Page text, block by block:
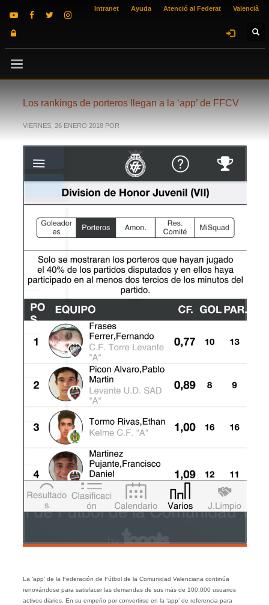
Intranet Ayuda Atenció al Federat Valencià
Los rankings de porteros llegan a la ‘app’ de FFCV
VIERNES, 26 ENERO 2018 POR
La ‘app’ de la Federación de Fútbol de la Comunidad Valenciana continúa
renovándose para satisfacer las demandas de sus más de 100.000 usuarios
activos diarios. En su empeño por convertirse en la ‘app’ de referencia para